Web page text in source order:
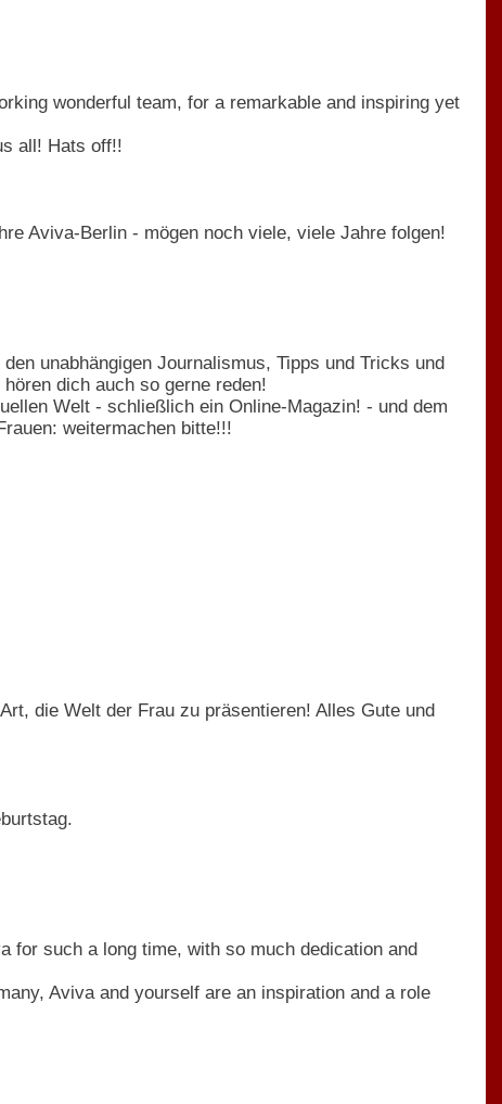
wonderful team, for a remarkable and inspiring yet
all! Hats off!!
Aviva-Berlin - mögen noch viele, viele Jahre folgen!
unabhängigen Journalismus, Tipps und Tricks und
dich auch so gerne reden!
Welt - schließlich ein Online-Magazin! - und dem
weitermachen bitte!!!
die Welt der Frau zu präsentieren! Alles Gute und
for such a long time, with so much dedication and
Aviva and yourself are an inspiration and a role